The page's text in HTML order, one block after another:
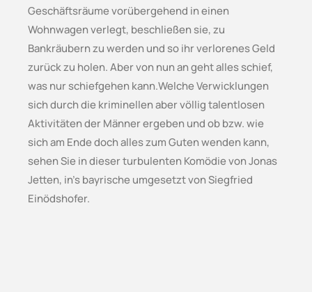
Geschäftsräume vorübergehend in einen
Wohnwagen verlegt, beschließen sie, zu
Bankräubern zu werden und so ihr verlorenes Geld
zurück zu holen. Aber von nun an geht alles schief,
was nur schiefgehen kann.Welche Verwicklungen
sich durch die kriminellen aber völlig talentlosen
Aktivitäten der Männer ergeben und ob bzw. wie
sich am Ende doch alles zum Guten wenden kann,
sehen Sie in dieser turbulenten Komödie von Jonas
Jetten, in’s bayrische umgesetzt von Siegfried
Einödshofer.